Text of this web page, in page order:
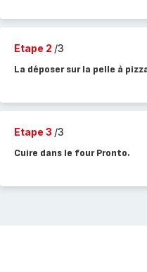
Etape 2 /3
La déposer sur la pelle à
Etape 3 /3
Cuire dans le four Pronto.